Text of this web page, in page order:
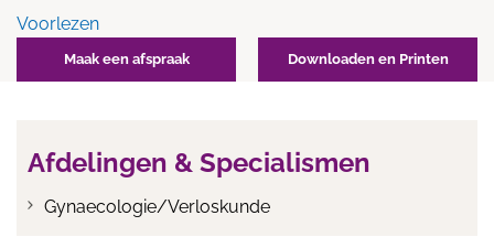
Voorlezen
Maak een afspraak Downloaden en Printen
Afdelingen & Specialismen
Gynaecologie/Verloskunde